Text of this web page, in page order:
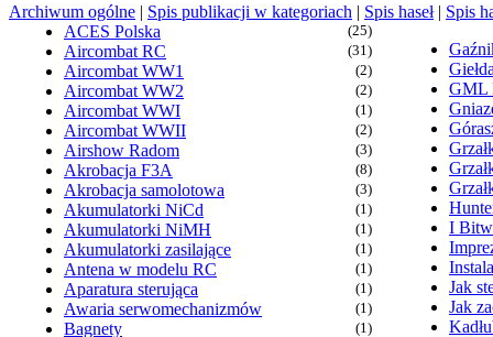
Archiwum ogólne | Spis publikacji w kategoriach | Spis haseł| Spis
ACES Polska
(25)
Aircombat RC (31)
Aircombat WW1 (2)
Aircombat WW2 (2)
Aircombat WWI (1)
Aircombat WWII (2)
Airshow Radom (3)
Akrobacja F3A (8)
Akrobacja samolotowa (3)
Akumulatorki NiCd (1)
Akumulatorki NiMH (1)
Akumulatorki zasilające (1)
Antena w modelu RC (1)
Aparatura sterująca (1)
Awaria serwomechanizmów (1)
Bagnety (1)
GML
I
Jak
Jak